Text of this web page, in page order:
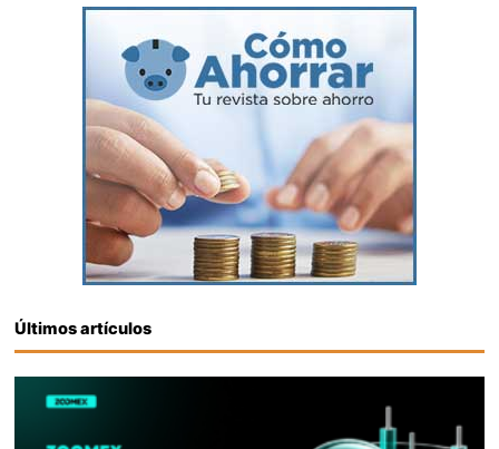
Últimos artículos